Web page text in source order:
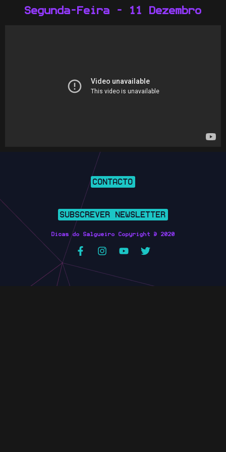
Segunda-Feira - 11 Dezembro
CONTACTO
SUBSCREVER NEWSLETTER
Dicas do Salgueiro Copyright © 2020